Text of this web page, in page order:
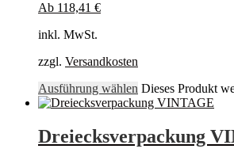
Ab 118,41 €
inkl. MwSt.
zzgl. Versandkosten
Ausführung wählen Dieses Produkt
Dreiecksverpackung